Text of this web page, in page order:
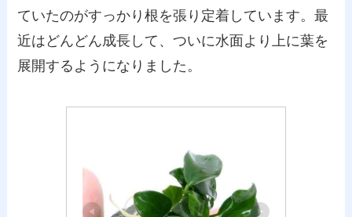
ていたのがすっかり根を張り定着しています。最
近はどんどん成長して、ついに水面より上に葉を
展開するようになりました。